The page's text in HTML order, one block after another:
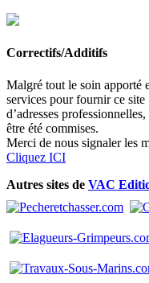
Correctifs/Additifs
Malgré tout le soin apporté
services pour fournir ce site
d’adresses
être été commises.
Merci de nous signaler les
Cliquez ICI
Autres sites de VAC